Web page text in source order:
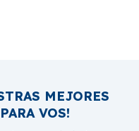
MEJORES
VOS!